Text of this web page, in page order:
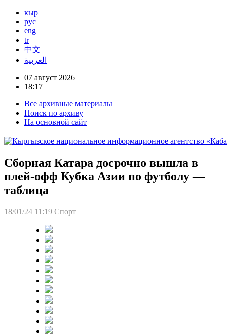
кыр
рус
eng
tr
中文
العربية
07 август 2026
18:17
Все архивные материалы
Поиск по архиву
На основной сайт
Сборная Катара досрочно вышла в
плей-офф Кубка Азии по футболу —
таблица
18/01/24 11:19 Спорт